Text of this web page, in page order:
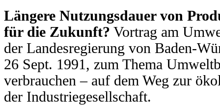
Längere Nutzungsdauer von
für die Zukunft? Vortrag am
der Landesregierung von Baden-
26 Sept. 1991, zum Thema
verbrauchen – auf dem Weg zur
der Industriegesellschaft.